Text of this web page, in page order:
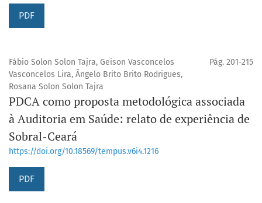
PDF
Fábio Solon Solon Tajra, Geison Vasconcelos
Vasconcelos Lira, Ângelo Brito Brito Rodrigues,
Rosana Solon Solon Tajra
Pág. 201-215
PDCA como proposta metodológica associada
à Auditoria em Saúde: relato de experiência de
Sobral-Ceará
https://doi.org/10.18569/tempus.v6i4.1216
PDF